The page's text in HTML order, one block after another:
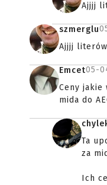
Ajjjj
szmerglu
Ajjjj
Emcet05-
Ceny jakie
mida do
Ta
za
Ich